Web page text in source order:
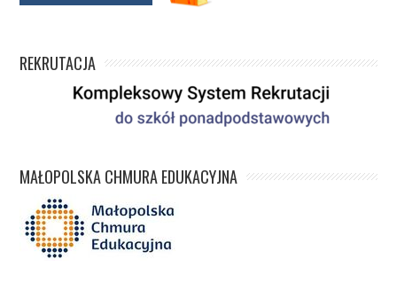
REKRUTACJA
MAŁOPOLSKA CHMURA EDUKACYJNA